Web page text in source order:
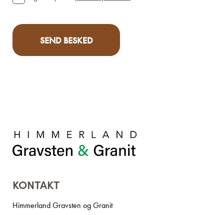
KONTAKT
Himmerland Gravsten og Granit